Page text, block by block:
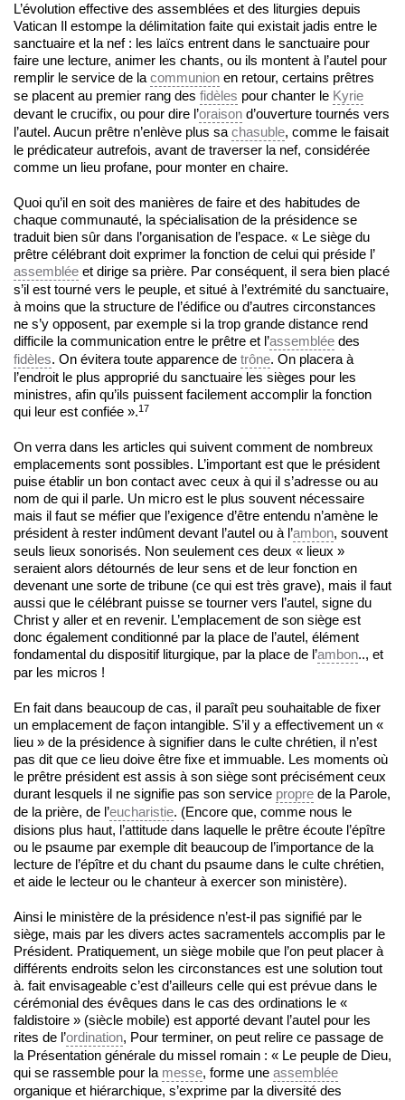
L’évolution effective des assemblées et des liturgies depuis
Vatican Il estompe la délimitation faite qui existait jadis entre le
sanctuaire et la nef : les laïcs entrent dans le sanctuaire pour
faire une lecture, animer les chants, ou ils montent à l’autel pour
remplir le service de la communion en retour, certains prêtres
se placent au premier rang des fidèles pour chanter le Kyrie
devant le crucifix, ou pour dire l’oraison d’ouverture tournés vers
l’autel. Aucun prêtre n’enlève plus sa chasuble, comme le faisait
le prédicateur autrefois, avant de traverser la nef, considérée
comme un lieu profane, pour monter en chaire.
Quoi qu’il en soit des manières de faire et des habitudes de
chaque communauté, la spécialisation de la présidence se
traduit bien sûr dans l’organisation de l’espace. « Le siège du
prêtre célébrant doit exprimer la fonction de celui qui préside l’
assemblée et dirige sa prière. Par conséquent, il sera bien placé
s’il est tourné vers le peuple, et situé à l’extrémité du sanctuaire,
à moins que la structure de l’édifice ou d’autres circonstances
ne s’y opposent, par exemple si la trop grande distance rend
difficile la communication entre le prêtre et l’assemblée des
fidèles. On évitera toute apparence de trône. On placera à
l’endroit le plus approprié du sanctuaire les sièges pour les
ministres, afin qu’ils puissent facilement accomplir la fonction
qui leur est confiée ».17
On verra dans les articles qui suivent comment de nombreux
emplacements sont possibles. L’important est que le président
puise établir un bon contact avec ceux à qui il s’adresse ou au
nom de qui il parle. Un micro est le plus souvent nécessaire
mais il faut se méfier que l’exigence d’être entendu n’amène le
président à rester indûment devant l’autel ou à l’ambon, souvent
seuls lieux sonorisés. Non seulement ces deux « lieux »
seraient alors détournés de leur sens et de leur fonction en
devenant une sorte de tribune (ce qui est très grave), mais il faut
aussi que le célébrant puisse se tourner vers l’autel, signe du
Christ y aller et en revenir. L’emplacement de son siège est
donc également conditionné par la place de l’autel, élément
fondamental du dispositif liturgique, par la place de l’ambon.., et
par les micros !
En fait dans beaucoup de cas, il paraît peu souhaitable de fixer
un emplacement de façon intangible. S’il y a effectivement un «
lieu » de la présidence à signifier dans le culte chrétien, il n’est
pas dit que ce lieu doive être fixe et immuable. Les moments où
le prêtre président est assis à son siège sont précisément ceux
durant lesquels il ne signifie pas son service propre de la Parole,
de la prière, de l’eucharistie. (Encore que, comme nous le
disions plus haut, l’attitude dans laquelle le prêtre écoute l’épître
ou le psaume par exemple dit beaucoup de l’importance de la
lecture de l’épître et du chant du psaume dans le culte chrétien,
et aide le lecteur ou le chanteur à exercer son ministère).
Ainsi le ministère de la présidence n’est-il pas signifié par le
siège, mais par les divers actes sacramentels accomplis par le
Président. Pratiquement, un siège mobile que l’on peut placer à
différents endroits selon les circonstances est une solution tout
à. fait envisageable c’est d’ailleurs celle qui est prévue dans le
cérémonial des évêques dans le cas des ordinations le «
faldistoire » (siècle mobile) est apporté devant l’autel pour les
rites de l’ordination, Pour terminer, on peut relire ce passage de
la Présentation générale du missel romain : « Le peuple de Dieu,
qui se rassemble pour la messe, forme une assemblée
organique et hiérarchique, s’exprime par la diversité des